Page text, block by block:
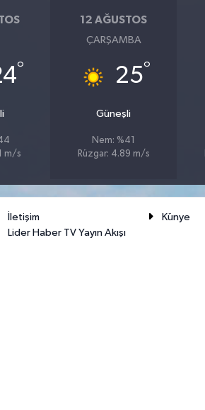
°
m/s
12 AĞUSTOS
ÇARŞAMBA
25°
Güneşli
Nem: %41
Rüzgar: 4.89 m/s
İletişim
Künye
Lider Haber TV Yayın Akışı